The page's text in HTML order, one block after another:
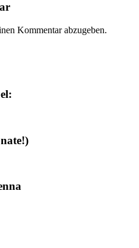
Kommentar abzugeben.